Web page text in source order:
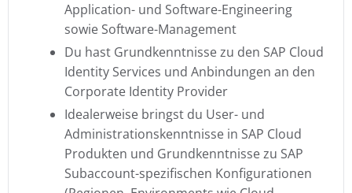
Application- und Software-Engineering
sowie Software-Management
Du hast Grundkenntnisse zu den SAP Cloud
Identity Services und Anbindungen an den
Corporate Identity Provider
Idealerweise bringst du User- und
Administrationskenntnisse in SAP Cloud
Produkten und Grundkenntnisse zu SAP
Subaccount-spezifischen Konfigurationen